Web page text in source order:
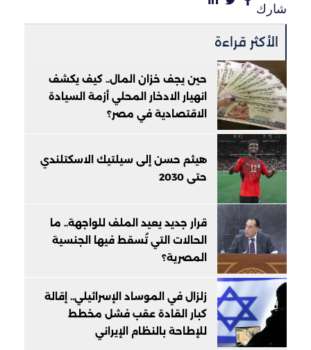
شارك
الأكثر قراءة
حين يجف خزان المال.. كيف يكشف
انهيار الادخار المحلي أزمة السيادة
الاقتصادية في مصر؟
هيثم حسن إلى سيلتيك الاسكتلندي
حتى 2030
قرار جديد يعيد الملف للواجهة.. ما
الحالات التي تُسقط فيها الجنسية
المصرية؟
زلزال في الموساد الإسرائيلي.. إقالة
كبار القادة عقب فشل مخطط
للإطاحة بالنظام الإيراني